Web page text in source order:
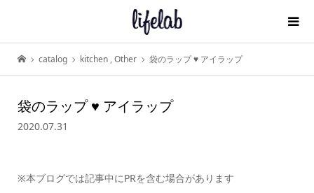
catalog kitchen ,Other 袋のラップ ♥ アイラップ
袋のラップ ♥ アイラップ
2020.07.31
※本ブログでは記事中にPRを含む場合があります